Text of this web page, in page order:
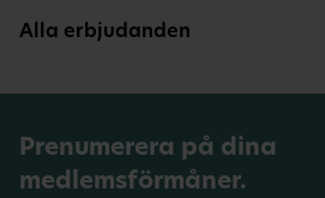
Alla erbjudanden
Prenumerera på dina
medlemsförmåner.